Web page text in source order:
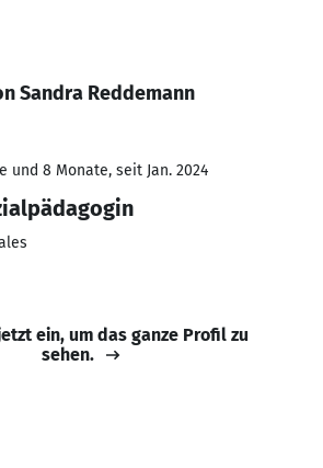
Sandra Reddemann
und 8 Monate, seit Jan. 2024
ein, um das ganze Profil zu
sehen.